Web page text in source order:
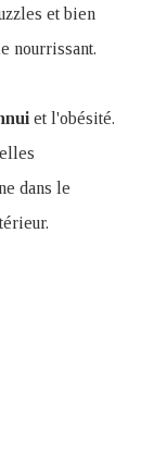
et bien
nourrissant.
et l'obésité.
dans le